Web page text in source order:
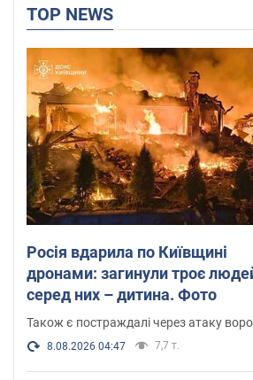
TOP NEWS
Росія вдарила по Київщині
дронами: загинули троє
серед них – дитина. Фото
Також є постраждалі через атаку
8.08.2026 04:47 7,7 т.